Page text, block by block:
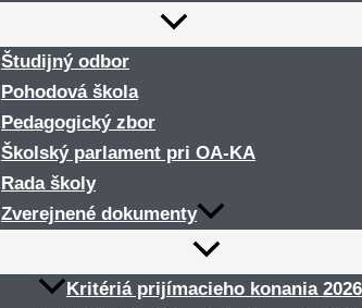
Študijný odbor
Pohodová škola
Pedagogický zbor
Školský parlament pri OA-KA
Rada školy
Zverejnené dokumenty
Kritériá prijímacieho konania